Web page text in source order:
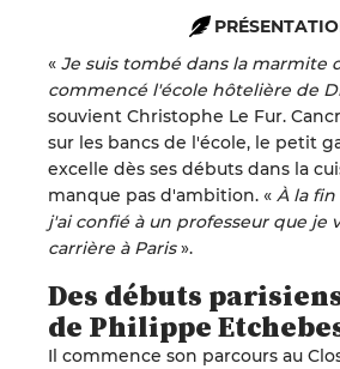
« Je suis tombé dans la marmite
commencé l'école hôtelière de
souvient Christophe Le Fur.
sur les bancs de l'école, le petit
excelle dès ses débuts dans la
manque pas d'ambition. « À la
j'ai confié à un professeur que je
carrière à Paris».
Des débuts
de Philippe
Il commence son parcours au